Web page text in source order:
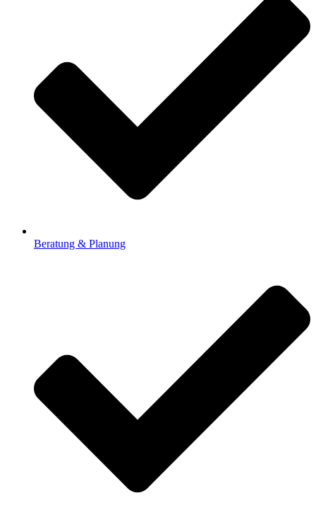
Beratung & Planung